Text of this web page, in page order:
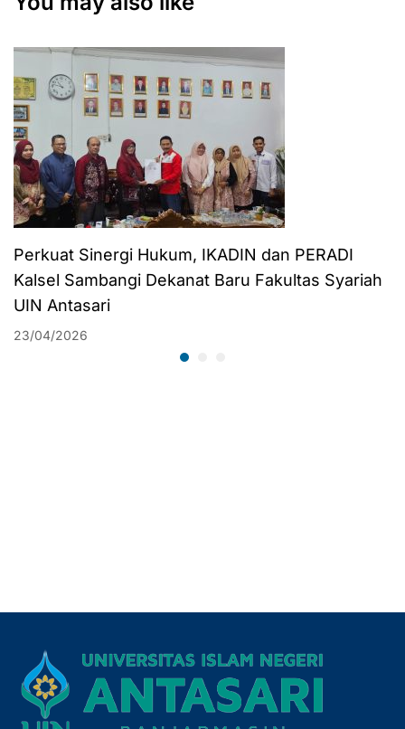
Perkuat Sinergi Hukum, IKADIN dan PERADI
Kalsel Sambangi Dekanat Baru Fakultas Syariah
UIN Antasari
23/04/2026